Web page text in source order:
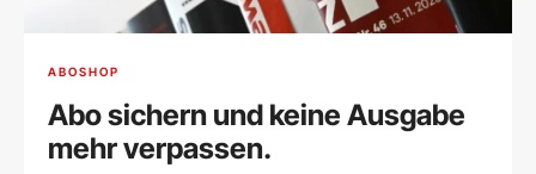
ABOSHOP
Abo sichern und keine Ausgabe
mehr verpassen.